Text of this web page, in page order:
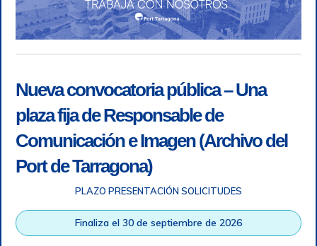
Autoridad Portuaria de Tarragona © Todos los derechos
Nueva convocatoria pública – Una
plaza fija de Responsable de
Comunicación e Imagen (Archivo del
Port de Tarragona)
PLAZO PRESENTACIÓN SOLICITUDES
Finaliza el 30 de septiembre de 2026